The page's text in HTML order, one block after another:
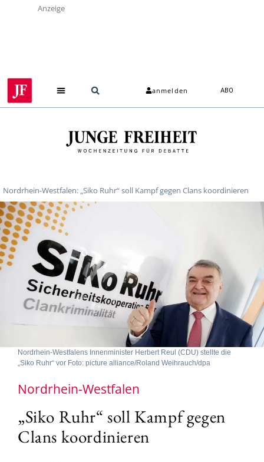
Anzeige
anmelden ABO
Nordrhein-Westfalen: „Siko Ruhr“ soll Kampf gegen Clans koordinieren
Nordrhein-Westfalens Innenminister Herbert Reul (CDU) stellte die
„Siko Ruhr“ vor Foto: picture alliance/Roland Weihrauch/dpa
Nordrhein-Westfalen
„Siko Ruhr“ soll Kampf gegen
Clans koordinieren